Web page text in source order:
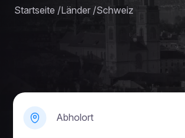
Startseite /Länder /Schweiz
Abholort